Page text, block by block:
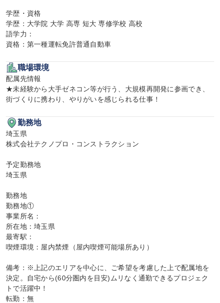
学歴・資格
学歴：大学院 大学 高専 短大 専修学校 高校
語学力：
資格：第一種運転免許普通自動車
職場環境
配属先情報
★未経験から大手ゼネコン等が行う、大規模再開発に参画でき、
街づくりに携わり、やりがいを感じられる仕事！
勤務地
埼玉県
株式会社テクノプロ・コンストラクション
予定勤務地
埼玉県
勤務地
勤務地①
事業所名：
所在地：埼玉県
最寄駅：
喫煙環境：屋内禁煙（屋内喫煙可能場所あり）
備考：※上記のエリアを中心に、ご希望を考慮した上で配属地を
決定。自宅から(60分圏内を目安)ムリなく通勤できるプロジェク
トで活躍中！
転勤：無